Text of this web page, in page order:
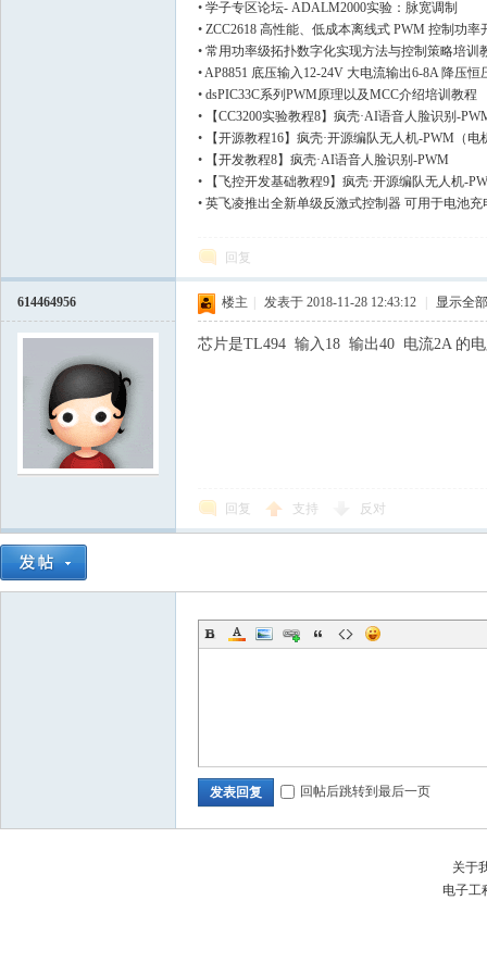
• 学子专区论坛- ADALM2000实验：脉宽调制
• ZCC2618 高性能、低成本离线式 PWM 控制功率
• 常用功率级拓扑数字化实现方法与控制策略培训
•AP8851 底压输入12-24V 大电流输出6-8A 降压恒
• dsPIC33C系列PWM原理以及MCC介绍培训教程
•
【CC3200实验教程8】疯壳·AI语音人脸识别-
•
【开源教程16】疯壳·开源编队无人机-PWM（电
•
【开发教程8】疯壳·AI语音人脸识别-PWM
•
【飞控开发基础教程9】疯壳·开源编队无人机-
• 英飞凌推出全新单级反激式控制器 可用于电池
回复
614464956 楼主 发表于 2018-11-28 12:43:12 显示全
芯片是TL494 输入18 输出40 电流2A 的
回复 支持 反对
发表回复 回帖后跳转到最后一页
关于
电子工